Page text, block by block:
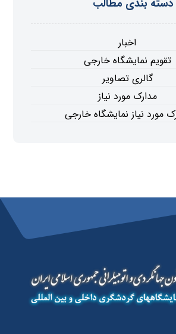
دسته بندی مطالب
اخبار
تقویم نمایشگاه خارجی
گالری تصاویر
مدارک مورد نیاز
مورد نیاز نمایشگاه خارجی